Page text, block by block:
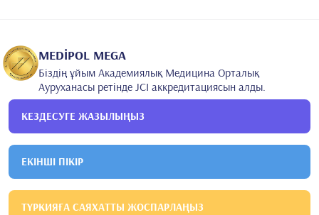
бойынша оқыту және зерттеу ауруханасы
және акушерлік
MEDİPOL MEGA
Біздің ұйым Академиялық Медицина Орталық
Ауруханасы ретінде JCI аккредитациясын алды.
КЕЗДЕСУГЕ ЖАЗЫЛЫҢЫЗ
ЕКІНШІ ПІКІР
ТҮРКИЯҒА САЯХАТТЫ ЖОСПАРЛАҢЫЗ